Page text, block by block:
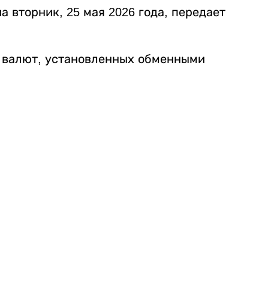
вторник, 25 мая 2026 года, передает
установленных обменными